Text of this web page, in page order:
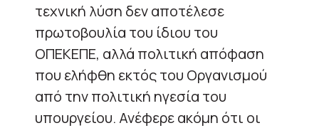
τεχνική λύση δεν αποτέλεσε
πρωτοβουλία του ίδιου του
ΟΠΕΚΕΠΕ, αλλά πολιτική απόφαση
που ελήφθη εκτός του Οργανισμού
από την πολιτική ηγεσία του
υπουργείου. Ανέφερε ακόμη ότι οι